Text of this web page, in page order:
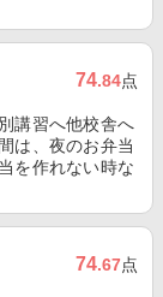
74.84点
講習へ他校舎へ
は、夜のお弁当
を作れない時な
74.67点